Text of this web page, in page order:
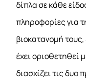
δίπλα σε κάθε
πληροφορίες για
βιοκατανομή
έχει οριοθετηθεί
διασχίζει τις